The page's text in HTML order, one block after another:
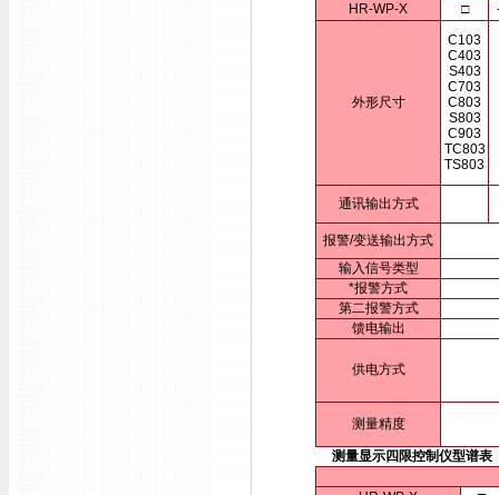
HR-WP-X
□
外形尺寸
C103
C403
S403
C703
C803
S803
C903
TC803
TS803
通讯输出方式
报警/变送输出方式
输入信号类型
*报警方式
第二报警方式
馈电输出
供电方式
测量精度
测量显示四限控制仪型谱表